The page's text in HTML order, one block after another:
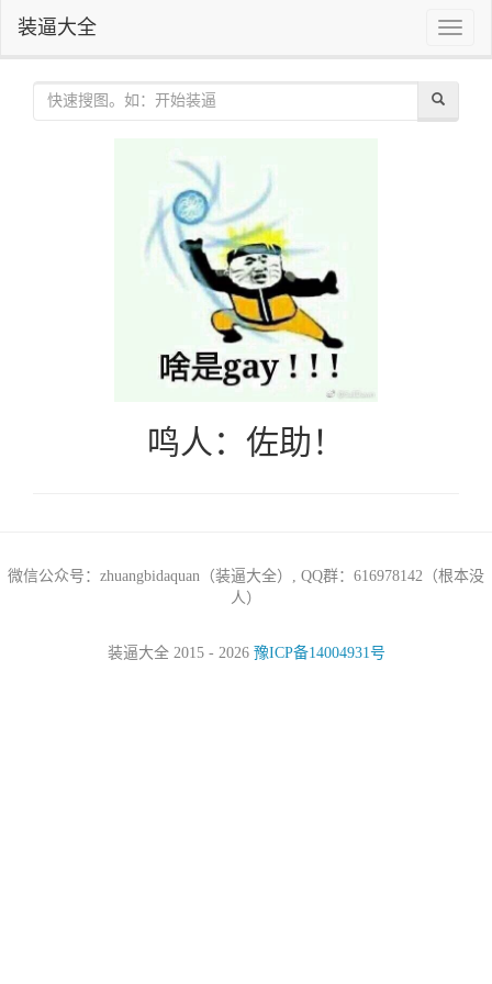
Toggle
装逼大全
鸣人：佐助！
微信公众号：zhuangbidaquan（装逼大全）, QQ群：616978142（根本没
人）
装逼大全 2015 - 2026 豫ICP备14004931号